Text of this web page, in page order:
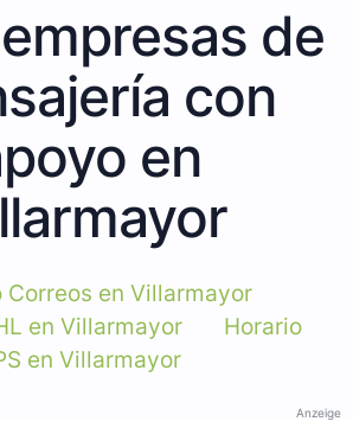
de
con
en
Correos en Villarmayor
en Villarmayor
Horario
en Villarmayor
Anzeige